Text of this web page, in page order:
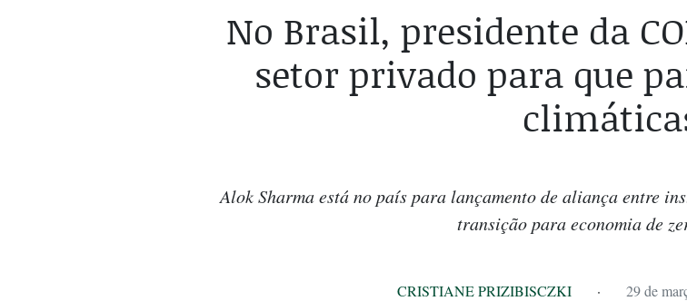
No Brasil, presidente da
setor privado para que
Alok Sharma está no país para lançamento de aliança entre
transição para economia de
CRISTIANE PRIZIBISCZKI · 29 de